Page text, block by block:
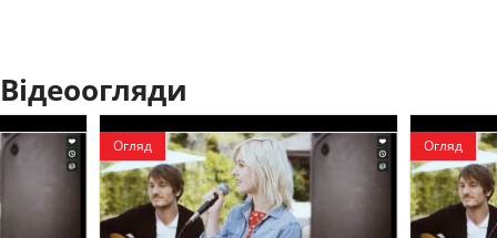
Відеоогляди
Огляд Огляд